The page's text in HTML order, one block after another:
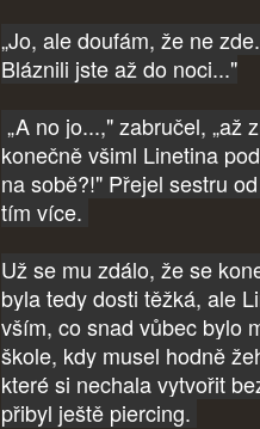
„Jo, ale doufám, že ne
Bláznili jste až do noci..."
„A no jo...," zabručel, „až
konečně všiml Linetina
na sobě?!" Přejel sestru
tím více.
Už se mu zdálo, že se
byla tedy dosti těžká, ale
vším, co snad vůbec bylo
škole, kdy musel hodně
které si nechala vytvořit
přibyl ještě piercing.